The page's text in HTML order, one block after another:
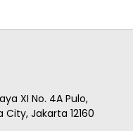
XI No. 4A Pulo,
Jakarta 12160